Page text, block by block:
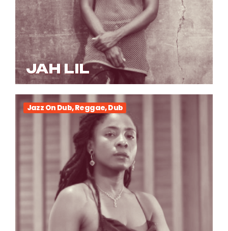
JAH LIL
Jazz On Dub, Reggae, Dub